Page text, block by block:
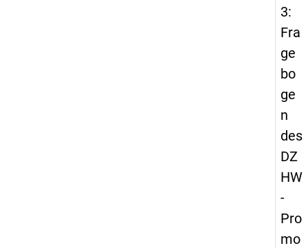
3:
Fra
ge
bo
ge
n
des
DZ
HW
-
Pro
mo